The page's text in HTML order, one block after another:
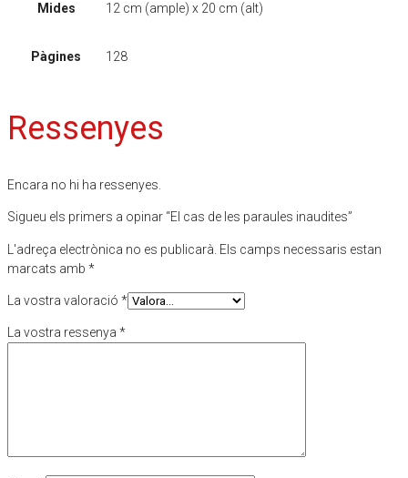
Mides 12 cm (ample) x 20 cm (alt)
Pàgines 128
Ressenyes
Encara no hi ha ressenyes.
Sigueu els primers a opinar “El cas de les paraules inaudites”
L'adreça electrònica no es publicarà. Els camps necessaris estan
marcats amb *
La vostra valoració *
La vostra ressenya *